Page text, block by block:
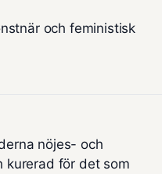
och feministisk
nöjes- och
kurerad för det som